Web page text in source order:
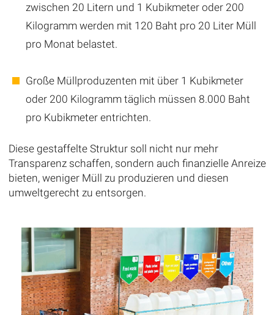
zwischen 20 Litern und 1 Kubikmeter oder 200
Kilogramm werden mit 120 Baht pro 20 Liter Müll
pro Monat belastet.
Große Müllproduzenten mit über 1 Kubikmeter
oder 200 Kilogramm täglich müssen 8.000 Baht
pro Kubikmeter entrichten.
Diese gestaffelte Struktur soll nicht nur mehr
Transparenz schaffen, sondern auch finanzielle Anreize
bieten, weniger Müll zu produzieren und diesen
umweltgerecht zu entsorgen.